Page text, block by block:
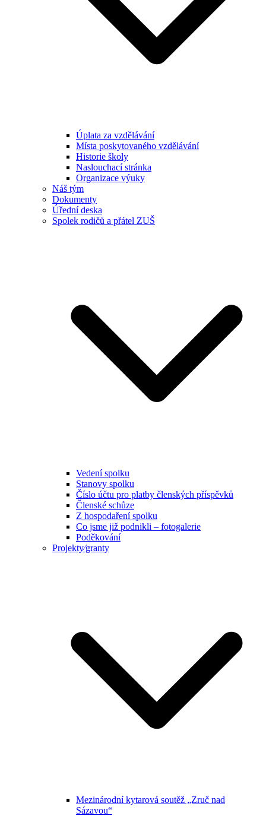
Úplata za vzdělávání
Místa poskytovaného vzdělávání
Historie školy
Naslouchací stránka
Organizace výuky
Náš tým
Dokumenty
Úřední deska
Spolek rodičů a přátel ZUŠ
Vedení spolku
Stanovy spolku
Číslo účtu pro platby členských příspěvků
Členské schůze
Z hospodaření spolku
Co jsme již podnikli – fotogalerie
Poděkování
Projekty⁄granty
Mezinárodní kytarová soutěž „Zruč nad
Sázavou“